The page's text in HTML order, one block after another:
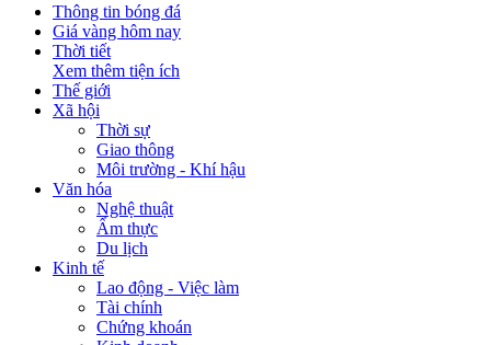
Thông tin bóng đá
Giá vàng hôm nay
Thời tiết
Xem thêm tiện ích
Thế giới
Xã hội
Thời sự
Giao thông
Môi trường - Khí hậu
Văn hóa
Nghệ thuật
Ẩm thực
Du lịch
Kinh tế
Lao động - Việc làm
Tài chính
Chứng khoán